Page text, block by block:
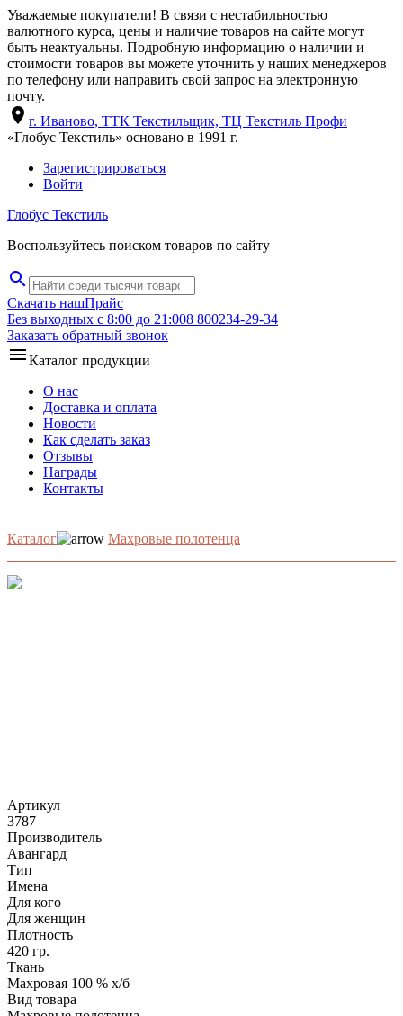
Уважаемые покупатели! В связи с нестабильностью
валютного курса, цены и наличие товаров на сайте могут
быть неактуальны. Подробную информацию о наличии и
стоимости товаров вы можете уточнить у наших менеджеров
по телефону или направить свой запрос на электронную
почту.
location_on г. Иваново, ТТК Текстильщик, ТЦ Текстиль Профи
«Глобус Текстиль» основано в 1991 г.
Зарегистрироваться
Войти
Глобус Текстиль
Воспользуйтесь поиском товаров по сайту
search
Скачать нашПрайс
Без выходных с 8:00 до 21:008 800234-29-34
Заказать обратный звонок
menuКаталог продукции
О нас
Доставка и оплата
Новости
Как сделать заказ
Отзывы
Награды
Контакты
Каталог Махровые полотенца
Артикул
3787
Производитель
Авангард
Тип
Имена
Для кого
Для женщин
Плотность
420 гр.
Ткань
Махровая 100 % х/б
Вид товара